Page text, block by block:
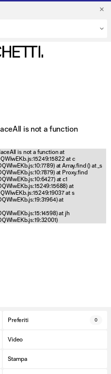
is not a function
is not a function at
at c
at Array.find () at _s
at Proxy.find
at c1
at
at s
at
at jh
Preferiti 0
Video
Stampa